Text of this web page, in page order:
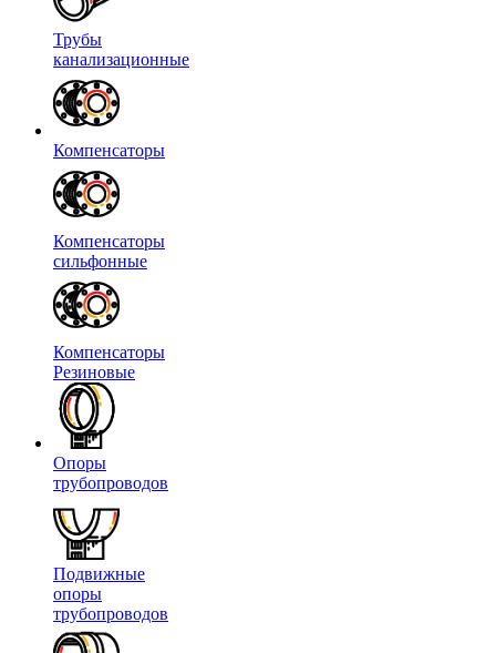
Трубы
канализационные
Компенсаторы
Компенсаторы
сильфонные
Компенсаторы
Резиновые
Опоры
трубопроводов
Подвижные
опоры
трубопроводов